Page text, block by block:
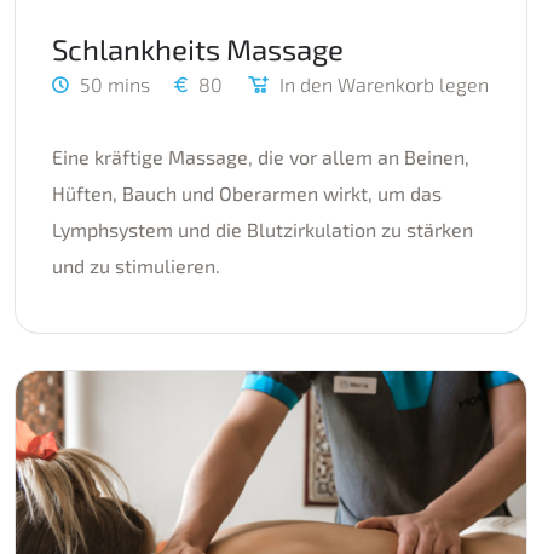
Schlankheits Massage
50 mins 80 In den Warenkorb legen
Eine kräftige Massage, die vor allem an Beinen,
Hüften, Bauch und Oberarmen wirkt, um das
Lymphsystem und die Blutzirkulation zu stärken
und zu stimulieren.